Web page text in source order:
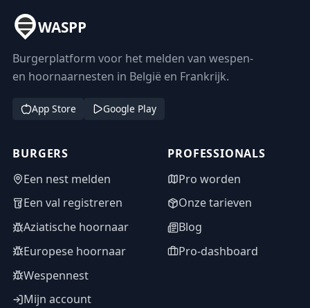
WASPP
Burgerplatform voor het melden van wespen-
en hoornaarnesten in België en Frankrijk.
App Store Google Play
BURGERS
Een nest melden
Een val registreren
Aziatische hoornaar
Europese hoornaar
Wespennest
Mijn account
PROFESSIONALS
Pro worden
Onze tarieven
Blog
Pro-dashboard